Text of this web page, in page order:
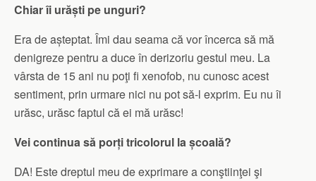
Chiar îi urăști pe unguri?
Era de așteptat. Îmi dau seama că vor încerca să mă
denigreze pentru a duce în derizoriu gestul meu. La
vârsta de 15 ani nu poţi fi xenofob, nu cunosc acest
sentiment, prin urmare nici nu pot să-l exprim. Eu nu îi
urăsc, urăsc faptul că ei mă urăsc!
Vei continua să porți tricolorul la școală?
DA! Este dreptul meu de exprimare a conştiinţei şi